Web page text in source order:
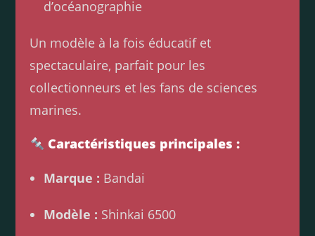
d’océanographie
Un modèle à la fois éducatif et
spectaculaire, parfait pour les
collectionneurs et les fans de sciences
marines.
Caractéristiques principales :
Marque : Bandai
Modèle : Shinkai 6500